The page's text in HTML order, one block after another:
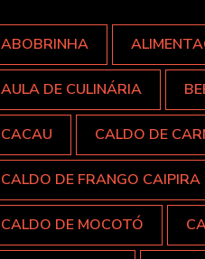
ABOBRINHA
AULA DE CULINÁRIA
CACAU CALDO DE
CALDO DE FRANGO CAIPIRA
CALDO DE MOCOTÓ